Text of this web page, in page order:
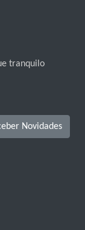
tranquilo
Novidades